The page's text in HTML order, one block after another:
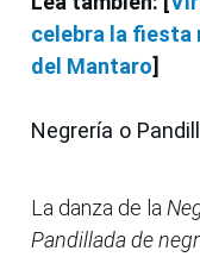
celebra la fiesta
del Mantaro]
Negrería o
La danza de la
Pandillada de